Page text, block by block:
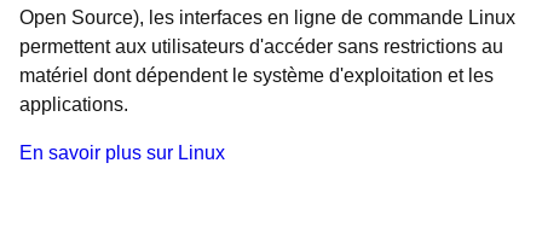
Open Source), les interfaces en ligne de commande Linux
permettent aux utilisateurs d'accéder sans restrictions au
matériel dont dépendent le système d'exploitation et les
applications.
En savoir plus sur Linux